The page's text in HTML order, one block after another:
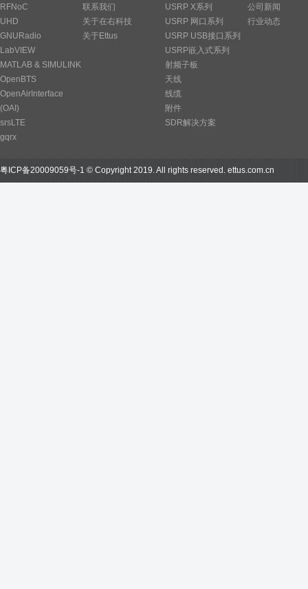
RFNoC
UHD
GNURadio
LabVIEW
MATLAB & SIMULINK
OpenBTS
OpenAirInterface
(OAI)
srsLTE
gqrx
联系我们
关于在右科技
关于Ettus
USRP X系列
USRP 网口系列
USRP USB接口系列
USRP嵌入式系列
射频子板
天线
线缆
附件
SDR解决方案
公司新闻
行业动态
粤ICP备20009059号-1 © Copyright 2019. All rights reserved. ettus.com.cn